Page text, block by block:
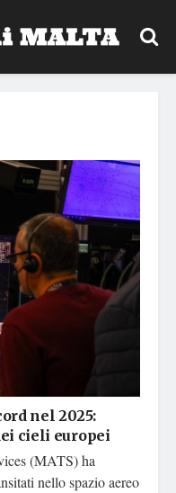
nel 2025:
cieli europei
(MATS) ha
nello spazio aereo